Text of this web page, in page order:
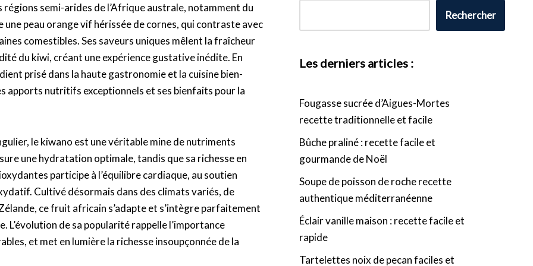
semi-arides de l’Afrique australe, notamment du
peau orange vif hérissée de cornes, qui contraste avec
comestibles. Ses saveurs uniques mêlent la fraîcheur
du kiwi, créant une expérience gustative inédite. En
prisé dans la haute gastronomie et la cuisine bien-
apports nutritifs exceptionnels et ses bienfaits pour la
le kiwano est une véritable mine de nutriments
une hydratation optimale, tandis que sa richesse en
participe à l’équilibre cardiaque, au soutien
Cultivé désormais dans des climats variés, de
ce fruit africain s’adapte et s’intègre parfaitement
de sa popularité rappelle l’importance
et met en lumière la richesse insoupçonnée de la
Rechercher
Les derniers articles :
Fougasse sucrée d’Aigues-Mortes
recette traditionnelle et facile
Bûche praliné : recette facile et
gourmande de Noël
Soupe de poisson de roche recette
authentique méditerranéenne
Éclair vanille maison : recette facile et
rapide
Tartelettes noix de pecan faciles et